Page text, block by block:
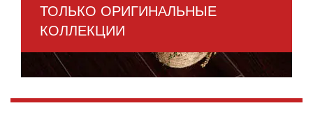
ТОЛЬКО ОРИГИНАЛЬНЫЕ
КОЛЛЕКЦИИ